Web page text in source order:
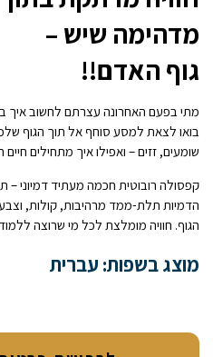
מדהימה שיש –
גוף האדם!!
מתי בפעם האחרונה עצרתם לחשוב איך
בואו לצאת למסע סוחף אל תוך הגוף
שומעים, זזים – ואפילו איך מתחילים חיים
קפסולה רובוטית חכמה מעתיד דמיוני –
הדמיות תלת-ממד מרהיבות, קולות,
הגוף. חוויה מומלצת לכל מי שרוצה
מוצג בשפות: עברית